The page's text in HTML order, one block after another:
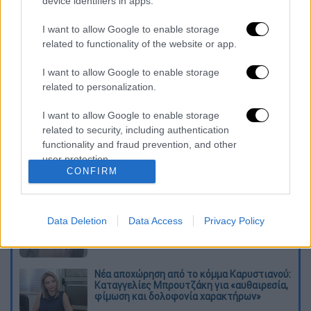
I want to allow Google to enable storage
related to functionality of the website or app.
I want to allow Google to enable storage
related to personalization.
I want to allow Google to enable storage
related to security, including authentication
functionality and fraud prevention, and other
user protection.
CONFIRM
Data Deletion Data Access Privacy Policy
Τα προϊόνταGABBAθα τα βρείτε στο Attica
City Link & Attica Golden Hall καθώς και
επιλεγμένα καταστήματα
σε όλη την
Διαβάστε ακόμη
Συνελήφθησαν δύο μέλη μαφίας στο
Παλαιό Φάληρο - Οι εκβιασμοί, οι
ξυλοδαρμοί και τα προσωνύμια «πίτμπουλ»
και «μπουλντόγκ»
Βίντεο-σοκ από το μακελειό σε σχολείο
στην Ταϊλάνδη: Η στιγμή που ο 14χρονος
Νέα αποχώρηση από το κόμμα Καρυστιανού:
Καταγγελίες Μπρουτζάκη για «αυθαιρεσία,
φίμωση και δολοφονία χαρακτήρων»